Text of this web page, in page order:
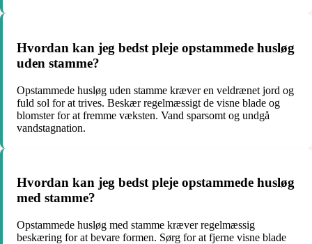
Hvordan kan jeg bedst pleje opstammede husløg
uden stamme?
Opstammede husløg uden stamme kræver en veldrænet jord og
fuld sol for at trives. Beskær regelmæssigt de visne blade og
blomster for at fremme væksten. Vand sparsomt og undgå
vandstagnation.
Hvordan kan jeg bedst pleje opstammede husløg
med stamme?
Opstammede husløg med stamme kræver regelmæssig
beskæring for at bevare formen. Sørg for at fjerne visne blade